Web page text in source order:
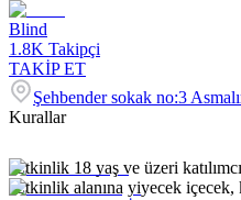
Blind
1.8K Takipçi
TAKİP ET
Şehbender sokak no:3
Kurallar
-Etkinlik 18 yaş ve üzeri
-Etkinlik alanına yiyecek içecek,